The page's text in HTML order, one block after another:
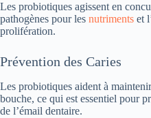
Les probiotiques agissent en
pathogènes pour les nutriments et
prolifération.
Prévention des Caries
Les probiotiques aident à
bouche, ce qui est essentiel pour
de l’émail dentaire.